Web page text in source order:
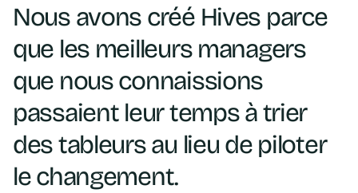
Nous avons créé Hives parce
que les meilleurs managers
que nous connaissions
passaient leur temps à trier
des tableurs au lieu de piloter
le changement.